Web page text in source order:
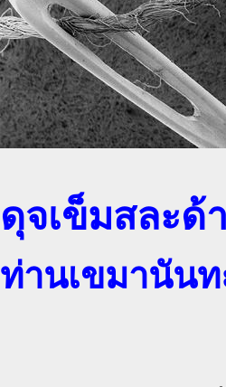
ดุจเข็มสละด้
ท่านเขมานันท